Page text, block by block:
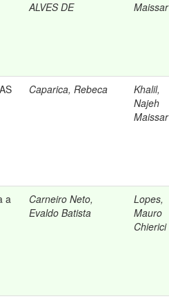
ALVES DE
Maissar
Caparica, Rebeca
Khalil,
Najeh
Maissar
a
Carneiro Neto,
Evaldo Batista
Lopes,
Mauro
Chierici